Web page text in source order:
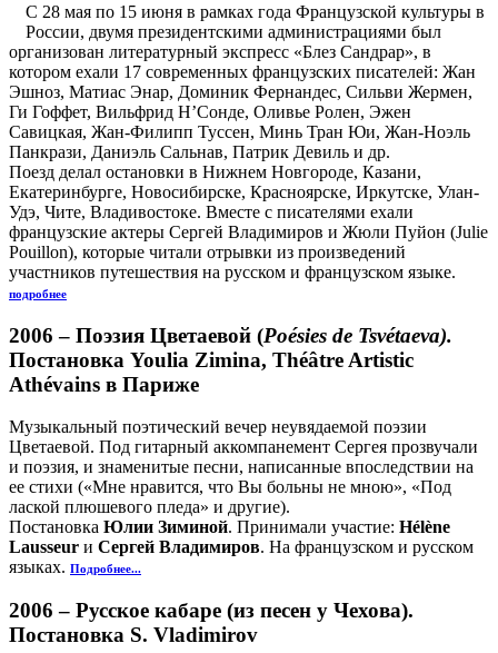
С 28 мая по 15 июня в рамках года Французской культуры в
России, двумя президентскими администрациями был
организован литературный экспресс «Блез Сандрар», в
котором ехали 17 современных французских писателей: Жан
Эшноз, Матиас Энар, Доминик Фернандес, Сильви Жермен,
Ги Гоффет, Вильфрид Н’Сонде, Оливье Ролен, Эжен
Савицкая, Жан-Филипп Туссен, Минь Тран Юи, Жан-Ноэль
Панкрази, Даниэль Сальнав, Патрик Девиль и др.
Поезд делал остановки в Нижнем Новгороде, Казани,
Екатеринбурге, Новосибирске, Красноярске, Иркутске, Улан-
Удэ, Чите, Владивостоке. Вместе с писателями ехали
французские актеры Сергей Владимиров и Жюли Пуйон (Julie
Pouillon), которые читали отрывки из произведений
участников путешествия на русском и французском языке.
подробнее
2006 – Поэзия Цветаевой (Poésies de Tsvétaeva).
Постановка Youlia Zimina, Théâtre Artistic
Athévains в Париже
Музыкальный поэтический вечер неувядаемой поэзии
Цветаевой. Под гитарный аккомпанемент Сергея прозвучали
и поэзия, и знаменитые песни, написанные впоследствии на
ее стихи («Мне нравится, что Вы больны не мною», «Под
лаской плюшевого пледа» и другие).
Постановка Юлии Зиминой. Принимали участие: Hélène
Lausseur и Сергей Владимиров. На французском и русском
языках. Подробнее...
2006 – Русское кабаре (из песен у Чехова).
Постановка S. Vladimirov